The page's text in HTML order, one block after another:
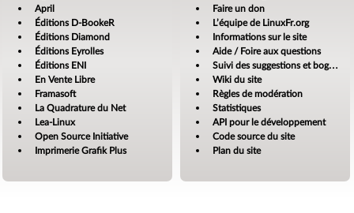
April
Éditions D-BookeR
Éditions Diamond
Éditions Eyrolles
Éditions ENI
En Vente Libre
Framasoft
La Quadrature du Net
Lea-Linux
Open Source Initiative
Imprimerie Grafik Plus
Faire un don
L’équipe de LinuxFr.org
Informations sur le site
Aide / Foire aux questions
Suivi des suggestions et bogues
Wiki du site
Règles de modération
Statistiques
API pour le développement
Code source du site
Plan du site